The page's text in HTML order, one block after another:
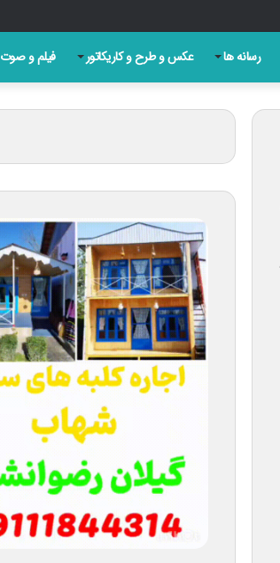
رسانه ها عکس و طرح و کاریکاتور فیلم و صوت